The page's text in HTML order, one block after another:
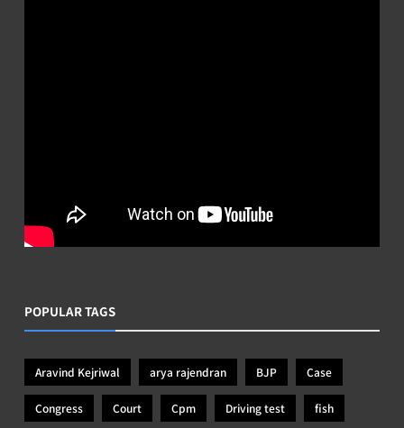
POPULAR TAGS
Aravind Kejriwal arya rajendran BJP Case
Congress Court Cpm Driving test fish